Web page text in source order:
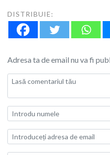
DISTRIBUIE:
Adresa ta de email nu va fi